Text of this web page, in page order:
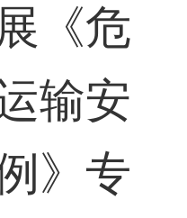
《危
输安
》专